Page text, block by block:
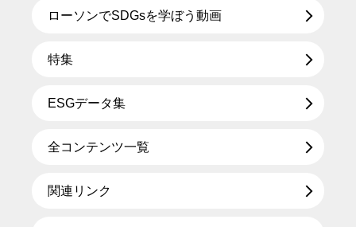
ローソンでSDGsを学ぼう動画
特集
ESGデータ集
全コンテンツ一覧
関連リンク